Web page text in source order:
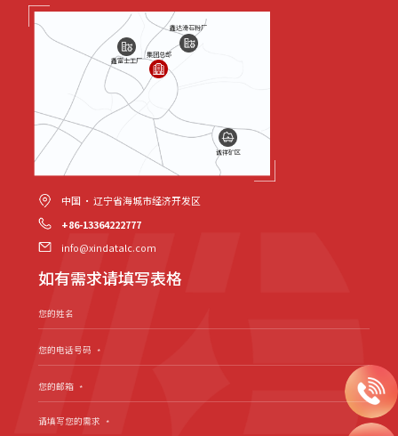
集团总部
鑫富士工厂
鑫达滑石粉厂
诚祥矿区
中国 · 辽宁省海城市经济开发区
+86-13364222777
info@xindatalc.com
如有需求请填写表格
您的姓名
您的电话号码 *
您的邮箱 *
请填写您的需求 *